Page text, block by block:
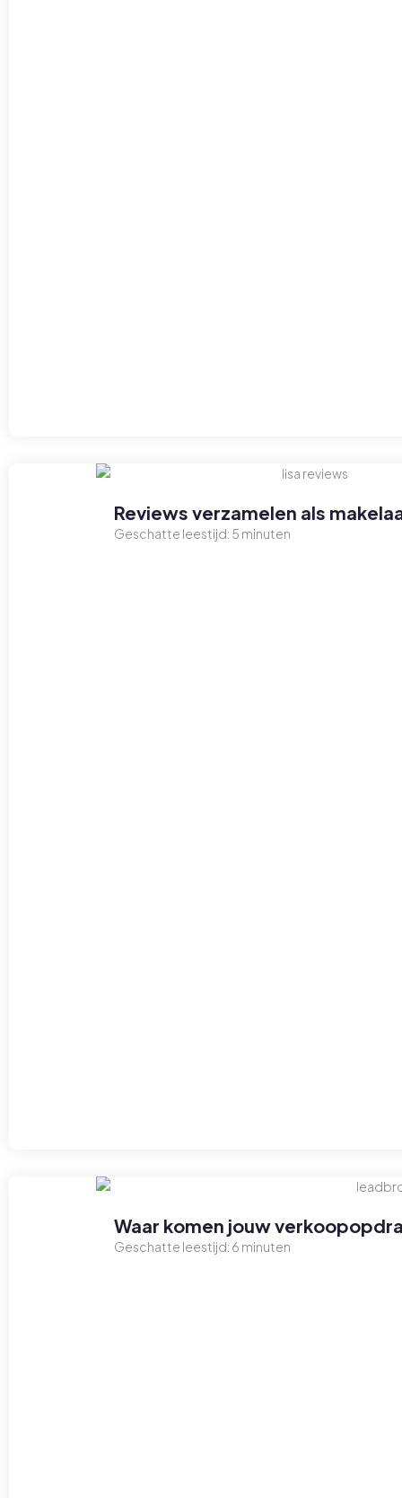
Reviews verzamelen als
Geschatte leestijd: 5 minuten
Waar komen jouw
Geschatte leestijd: 6 minuten